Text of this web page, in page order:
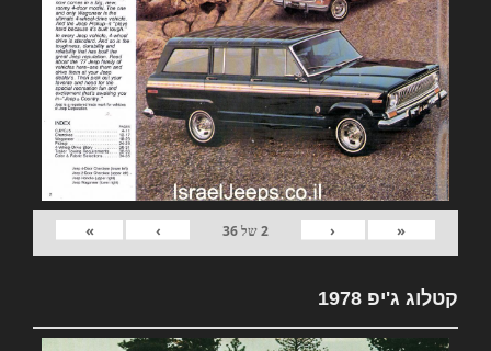
«
‹
2של36
›
»
קטלוג ג'יפ 1978